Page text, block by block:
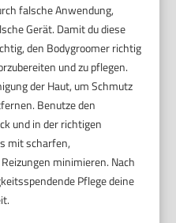
falsche Anwendung,
Gerät. Damit du diese
den Bodygroomer richtig
und zu pflegen.
der Haut, um Schmutz
Benutze den
und in der richtigen
mit scharfen,
minimieren. Nach
Pflege deine